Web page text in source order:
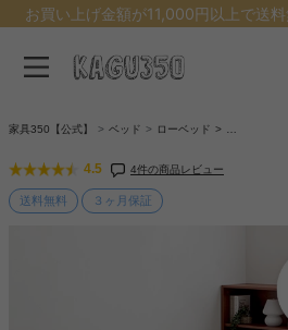
お買い上げ金額が11,000円以上で送
家具350【公式】 ベッド ローベッド
4.5 4件の商品レビュー
送料無料 ３ヶ月保証